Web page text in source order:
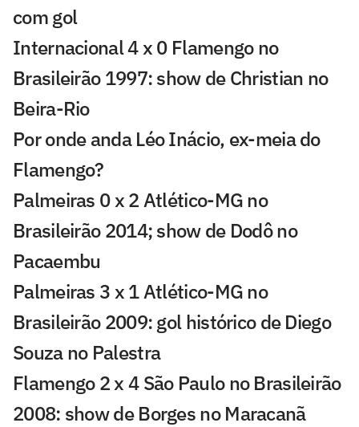
com gol
Internacional 4 x 0 Flamengo no
Brasileirão 1997: show de Christian no
Beira-Rio
Por onde anda Léo Inácio, ex-meia do
Flamengo?
Palmeiras 0 x 2 Atlético-MG no
Brasileirão 2014; show de Dodô no
Pacaembu
Palmeiras 3 x 1 Atlético-MG no
Brasileirão 2009: gol histórico de Diego
Souza no Palestra
Flamengo 2 x 4 São Paulo no Brasileirão
2008: show de Borges no Maracanã